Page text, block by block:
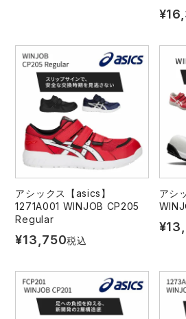
¥
アシックス【asics】
1271A001 WINJOB CP205
Regular
¥13,750税込
アシ
¥